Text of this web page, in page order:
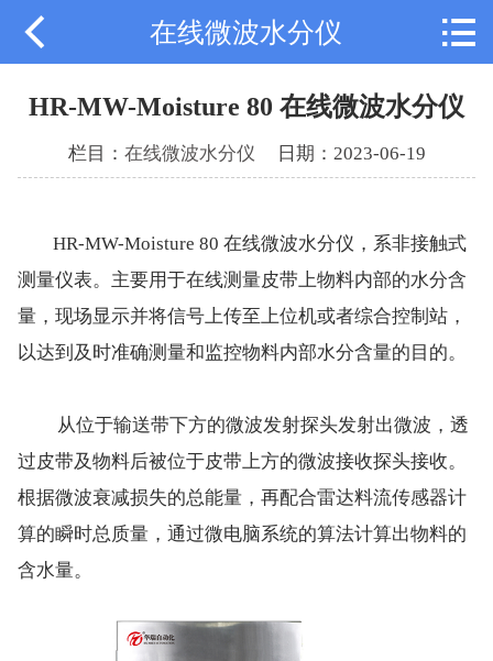
公司首页
新闻中心
服务中心
资质证书
联系我们
 在线微波水分仪 
HR-MW-Moisture 80 在线微波水分仪
栏目： 在线微波水分仪 日期：2023-06-19
HR-MW-Moisture 80 在线微波水分仪，系非接触式
测量仪表。主要用于在线测量皮带上物料内部的水分含
量，现场显示并将信号上传至上位机或者综合控制站，
以达到及时准确测量和监控物料内部水分含量的目的。
从位于输送带下方的微波发射探头发射出微波，透
过皮带及物料后被位于皮带上方的微波接收探头接收。
根据微波衰减损失的总能量，再配合雷达料流传感器计
算的瞬时总质量，通过微电脑系统的算法计算出物料的
含水量。